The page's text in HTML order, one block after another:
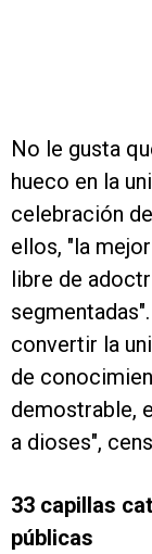
No le gusta
hueco en la
celebración de
ellos, "la
libre de
convertir la
de
demostrable,
a dioses",
33 capillas
públicas